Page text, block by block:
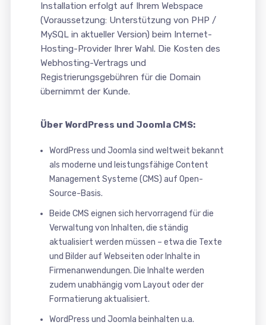
Installation erfolgt auf Ihrem Webspace
(Voraussetzung: Unterstützung von PHP /
MySQL in aktueller Version) beim Internet-
Hosting-Provider Ihrer Wahl. Die Kosten des
Webhosting-Vertrags und
Registrierungsgebühren für die Domain
übernimmt der Kunde.
Über WordPress und Joomla CMS:
WordPress und Joomla sind weltweit bekannt
als moderne und leistungsfähige Content
Management Systeme (CMS) auf Open-
Source-Basis.
Beide CMS eignen sich hervorragend für die
Verwaltung von Inhalten, die ständig
aktualisiert werden müssen – etwa die Texte
und Bilder auf Webseiten oder Inhalte in
Firmenanwendungen. Die Inhalte werden
zudem unabhängig vom Layout oder der
Formatierung aktualisiert.
WordPress und Joomla beinhalten u.a.